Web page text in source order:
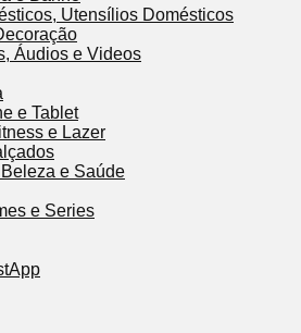
Utensílios Domésticos
Áudios e Videos
e Tablet
e Lazer
e Saúde
e Series